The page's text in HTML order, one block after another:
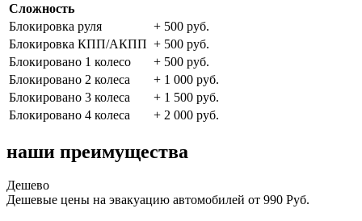
Сложность
Блокировка руля
+ 500 руб.
Блокировка КПП/АКПП + 500 руб.
Блокировано 1 колесо
+ 500 руб.
Блокировано 2 колеса
+ 1 000 руб.
Блокировано 3 колеса
+ 1 500 руб.
Блокировано 4 колеса
+ 2 000 руб.
наши преимущества
Дешево
Дешевые цены на эвакуацию автомобилей от 990 Руб.